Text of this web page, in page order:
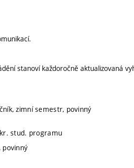
stanoví každoročně aktualizovaná
zimní semestr, povinný
stud. programu
povinný